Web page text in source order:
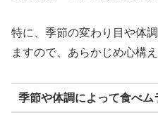
特に、季節の変わり目や体
ますので、あらかじめ心構
季節や体調によって食べ